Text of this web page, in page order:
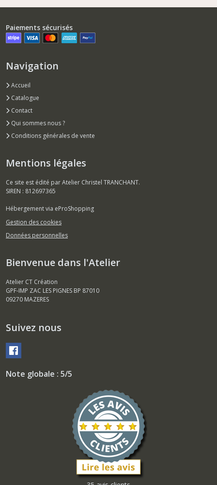
Paiements sécurisés
Navigation
Accueil
Catalogue
Contact
Qui sommes nous ?
Conditions générales de vente
Mentions légales
Ce site est édité par Atelier Christel TRANCHANT.
SIREN : 812697365
Hébergement via eProShopping
Gestion des cookies
Données personnelles
Bienvenue dans l'Atelier
Atelier CT Création
GPF-IMP ZAC LES PIGNES BP 87010
09270 MAZERES
Suivez nous
Note globale : 5/5